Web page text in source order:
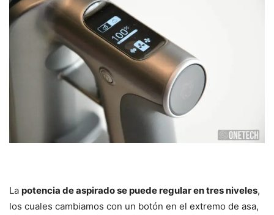
La potencia de aspirado se puede regular en tres niveles,
los cuales cambiamos con un botón en el extremo de asa,